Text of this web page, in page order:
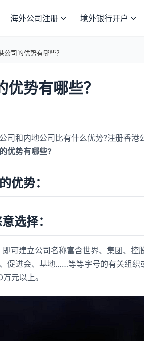
海外公司注册 境外银行开户
公司的优势有哪些？
势有哪些？
和内地公司比有什么优势?注册香港
优势有哪些?
势：
择：
建立公司名称富含世界、集团、控
、促进会、基地……等等字号的有关
元以上。